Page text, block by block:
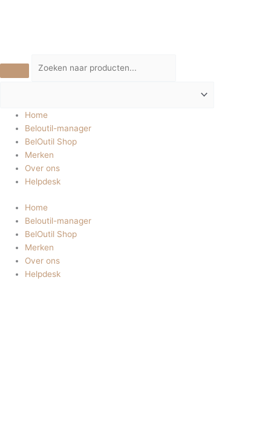
Home
Beloutil-manager
BelOutil Shop
Merken
Over ons
Helpdesk
Home
Beloutil-manager
BelOutil Shop
Merken
Over ons
Helpdesk